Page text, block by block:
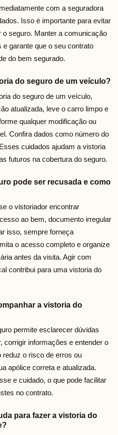
com a seguradora
Isso é importante para evitar
o seguro. Manter a comunicação
garante que o seu contrato
do bem segurado.
do seguro de um veículo?
do seguro de um veículo,
atualizada, leve o carro limpo e
qualquer modificação ou
Confira dados como número do
cuidados ajudam a vistoria
futuros na cobertura do seguro.
pode ser recusada e como
o vistoriador encontrar
ao bem, documento irregular
isso, sempre forneça
o acesso completo e organize
antes da visita. Agir com
contribui para uma vistoria do
a vistoria do
permite esclarecer dúvidas
corrigir informações e entender o
reduz o risco de erros ou
apólice correta e atualizada.
e cuidado, o que pode facilitar
no contrato.
para fazer a vistoria do